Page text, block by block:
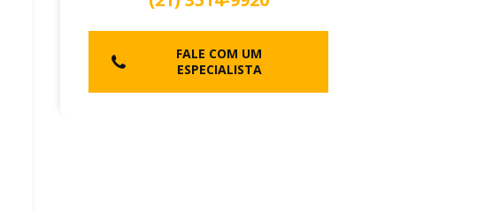
FALE COM UM
ESPECIALISTA